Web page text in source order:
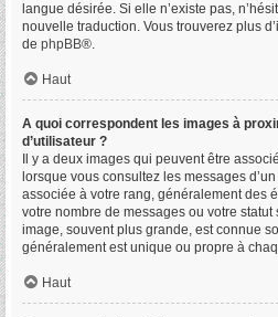
langue désirée. Si elle n’existe pas,
nouvelle traduction. Vous trouverez plus
de phpBB®.
Haut
A quoi correspondent les images à
d’utilisateur ?
Il y a deux images qui peuvent être
lorsque vous consultez les messages
associée à votre rang, généralement des
votre nombre de messages ou votre statut
image, souvent plus grande, est connue
généralement est unique ou propre à
Haut